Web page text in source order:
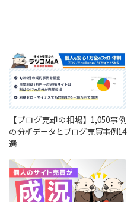
【ブログ売却の相場】1,050事例
の分析データとブログ売買事例14
選